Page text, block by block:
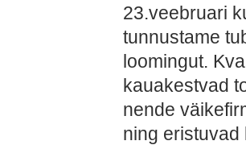
23.veebruari
tunnustame
loomingut.
kauakestvad
nende
ning